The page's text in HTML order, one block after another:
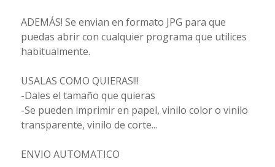
ADEMÁS! Se envian en formato JPG para que
puedas abrir con cualquier programa que utilices
habitualmente.
USALAS COMO QUIERAS!!!
-Dales el tamaño que quieras
-Se pueden imprimir en papel, vinilo color o vinilo
transparente, vinilo de corte...
ENVIO AUTOMATICO